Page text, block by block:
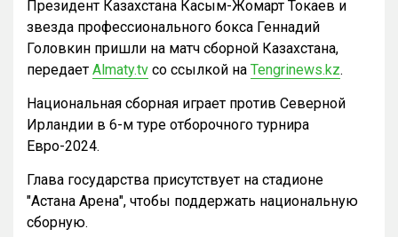
Президент Казахстана Касым-Жомарт Токаев и
звезда профессионального бокса Геннадий
Головкин пришли на матч сборной Казахстана,
передает Almaty.tv со ссылкой на Tengrinews.kz.
Национальная сборная играет против Северной
Ирландии в 6-м туре отборочного турнира
Евро-2024.
Глава государства присутствует на стадионе
"Астана Арена", чтобы поддержать национальную
сборную.